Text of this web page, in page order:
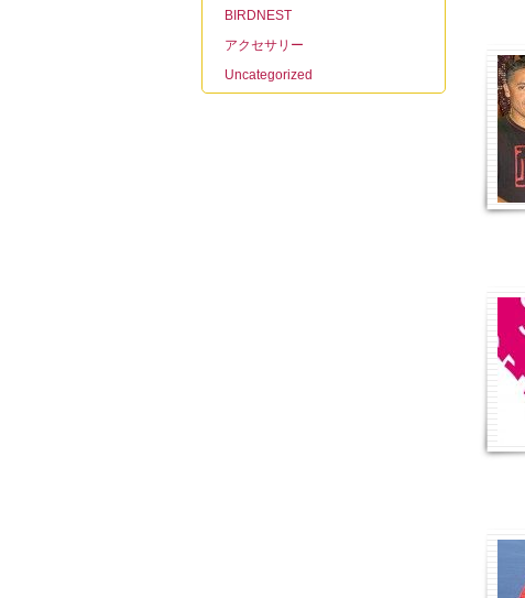
BIRDNEST
アクセサリー
Uncategorized